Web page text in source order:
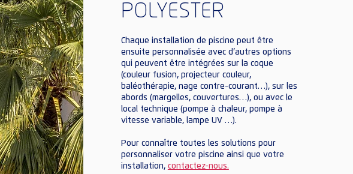
POLYESTER
Chaque installation de piscine peut être
ensuite personnalisée avec d’autres options
qui peuvent être intégrées sur la coque
(couleur fusion, projecteur couleur,
baléothérapie, nage contre-courant…), sur les
abords (margelles, couvertures…), ou avec le
local technique (pompe à chaleur, pompe à
vitesse variable, lampe UV …).
Pour connaître toutes les solutions pour
personnaliser votre piscine ainsi que votre
installation, contactez-nous.